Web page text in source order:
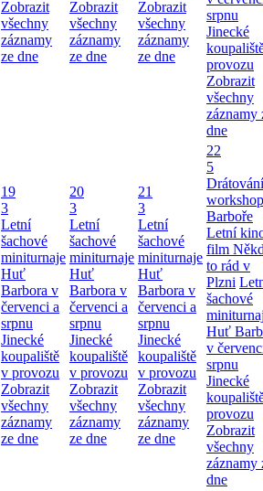
Zobrazit
všechny
záznamy
ze dne
Zobrazit
všechny
záznamy
ze dne
Zobrazit
všechny
záznamy
ze dne
srpnu
Jinecké
provozu
Zobrazit
všechny
záznamy
dne
19
3
Letní
šachové
miniturnaje
Huť
Barbora v
červenci a
srpnu
Jinecké
koupaliště
v provozu
Zobrazit
všechny
záznamy
ze dne
20
3
Letní
šachové
miniturnaje
Huť
Barbora v
červenci a
srpnu
Jinecké
koupaliště
v provozu
Zobrazit
všechny
záznamy
ze dne
21
3
Letní
šachové
miniturnaje
Huť
Barbora v
červenci a
srpnu
Jinecké
koupaliště
v provozu
Zobrazit
všechny
záznamy
ze dne
22
5
Barboře
Letní
film
to rád v
Plzni
šachové
Huť
v
srpnu
Jinecké
provozu
Zobrazit
všechny
záznamy
dne